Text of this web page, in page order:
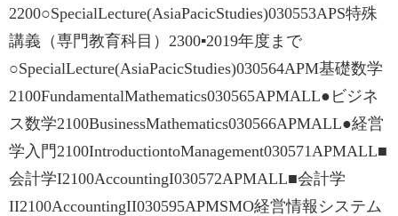
2200○SpecialLecture(AsiaPacicStudies)030553APS特殊
講義（専門教育科目）2300▪2019年度まで
○SpecialLecture(AsiaPacicStudies)030564APM基礎数学
2100FundamentalMathematics030565APMALL●ビジネ
ス数学2100BusinessMathematics030566APMALL●経営
学入門2100IntroductiontoManagement030571APMALL■
会計学I2100AccountingI030572APMALL■会計学
II2100AccountingII030595APMSMO経営情報システム